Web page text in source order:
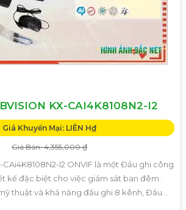
KX-CAI4K8108N2-I2
Giá Khuyến Mại: LIÊN H₫
Giá Bán: 4,355,000 ₫
I2 ONVIF là một Đầu ghi công
kế đặc biệt cho việc giám sát ban đêm.
thuật và khả năng đầu ghi 8 kênh, Đầu...